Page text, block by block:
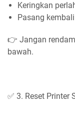
Keringkan
Pasang
👉 Jangan
bawah.
✅ 3. Reset Printer